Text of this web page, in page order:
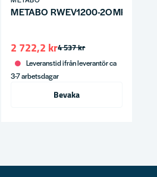
METABO RWEV1200-2OMRÖRARE
4 537 kr
2 722,2 kr
Leveranstid ifrån leverantör ca
3-7 arbetsdagar
Bevaka